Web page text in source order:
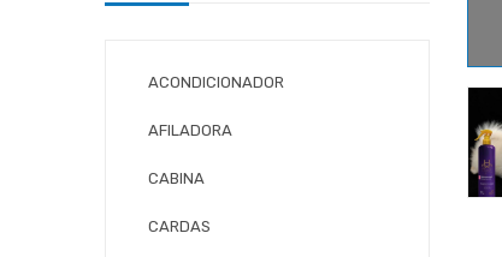
ACONDICIONADOR
AFILADORA
CABINA
CARDAS